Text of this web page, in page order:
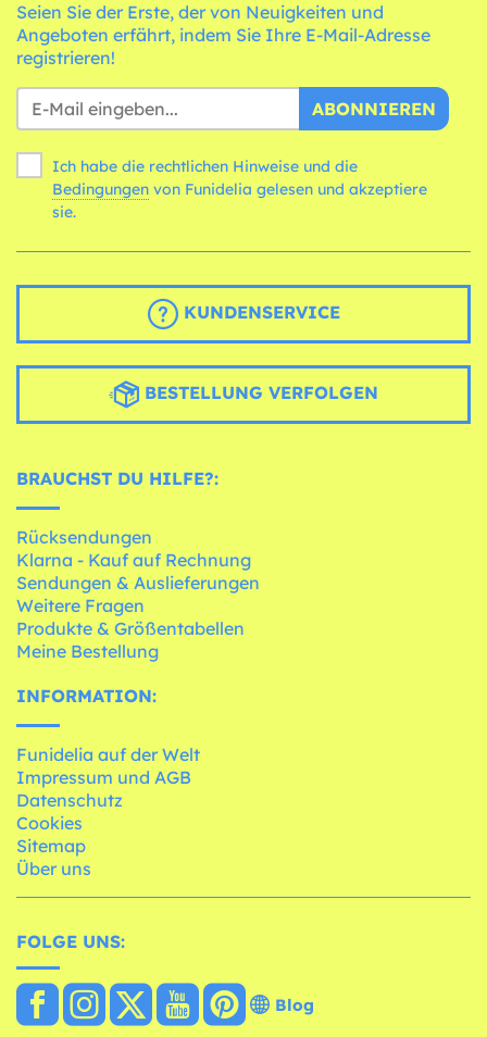
Seien Sie der Erste, der von Neuigkeiten und
Angeboten erfährt, indem Sie Ihre E-Mail-Adresse
registrieren!
ABONNIEREN
Ich habe die rechtlichen Hinweise und die
Bedingungen
sie.
KUNDENSERVICE
BESTELLUNG VERFOLGEN
BRAUCHST DU HILFE?:
Rücksendungen
Klarna - Kauf auf Rechnung
Sendungen & Auslieferungen
Weitere Fragen
Produkte & Größentabellen
Meine Bestellung
INFORMATION:
Funidelia auf der Welt
Impressum und AGB
Datenschutz
Cookies
Sitemap
Über uns
FOLGE UNS:
Blog